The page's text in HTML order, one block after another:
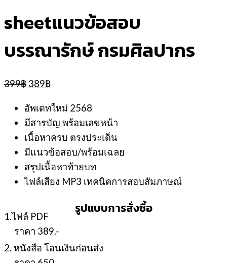
sheetแนวข้อสอบ
บรรณารักษ์ กรมศิลปากร
399฿ Original
was:
399฿.
389฿Current
is:
389฿.
อัพเดทใหม่ 2568
มีสารบัญ พร้อมเลขหน้า
เนื้อหาครบ ตรงประเด็น
มีแนวข้อสอบ/พร้อมเฉลย
สรุปเนื้อหาท้ายบท
ไฟล์เสียง MP3 เทคนิคการสอบสัมภาษณ์
รูปแบบการสั่งซื้อ
1.ไฟล์ PDF
ราคา 389.-
2. หนังสือ โอนเงินก่อนส่ง